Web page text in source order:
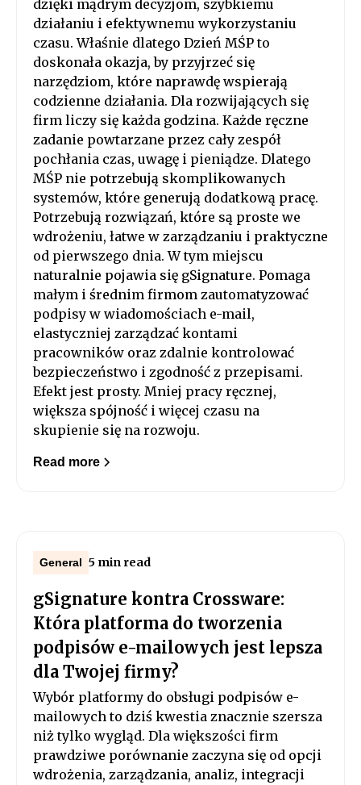
dzięki mądrym decyzjom, szybkiemu
działaniu i efektywnemu wykorzystaniu
czasu. Właśnie dlatego Dzień MŚP to
doskonała okazja, by przyjrzeć się
narzędziom, które naprawdę wspierają
codzienne działania. Dla rozwijających się
firm liczy się każda godzina. Każde ręczne
zadanie powtarzane przez cały zespół
pochłania czas, uwagę i pieniądze. Dlatego
MŚP nie potrzebują skomplikowanych
systemów, które generują dodatkową pracę.
Potrzebują rozwiązań, które są proste we
wdrożeniu, łatwe w zarządzaniu i praktyczne
od pierwszego dnia. W tym miejscu
naturalnie pojawia się gSignature. Pomaga
małym i średnim firmom zautomatyzować
podpisy w wiadomościach e-mail,
elastyczniej zarządzać kontami
pracowników oraz zdalnie kontrolować
bezpieczeństwo i zgodność z przepisami.
Efekt jest prosty. Mniej pracy ręcznej,
większa spójność i więcej czasu na
skupienie się na rozwoju.
Read more
General 5 min read
gSignature kontra Crossware:
Która platforma do tworzenia
podpisów e-mailowych jest lepsza
dla Twojej firmy?
Wybór platformy do obsługi podpisów e-
mailowych to dziś kwestia znacznie szersza
niż tylko wygląd. Dla większości firm
prawdziwe porównanie zaczyna się od opcji
wdrożenia, zarządzania, analiz, integracji